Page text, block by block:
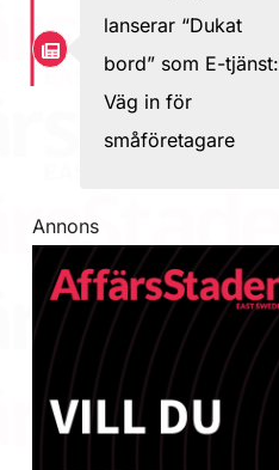
lanserar “Dukat
bord” som E-tjänst:
Väg in för
småföretagare
Annons